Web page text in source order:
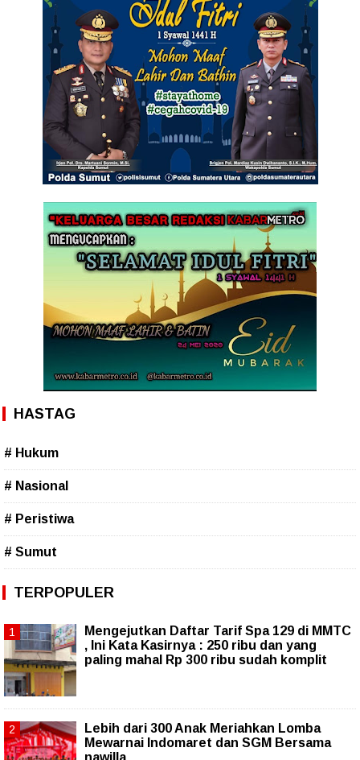
HASTAG
# Hukum
# Nasional
# Peristiwa
# Sumut
TERPOPULER
Mengejutkan Daftar Tarif Spa 129 di MMTC
, Ini Kata Kasirnya : 250 ribu dan yang
paling mahal Rp 300 ribu sudah komplit
Lebih dari 300 Anak Meriahkan Lomba
Mewarnai Indomaret dan SGM Bersama
nawilla